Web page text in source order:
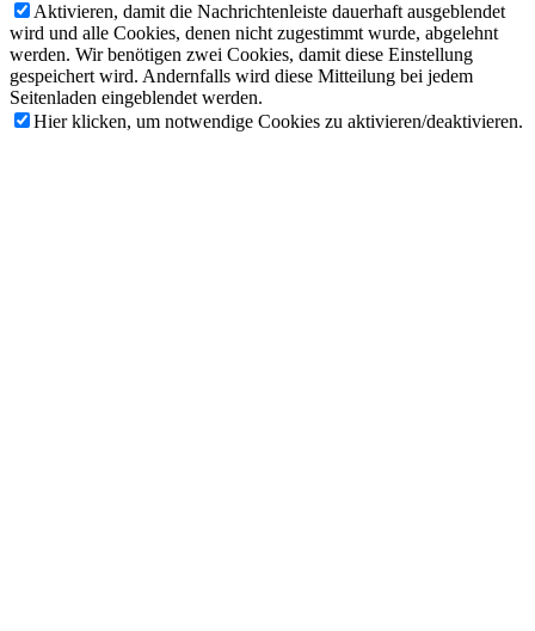
Aktivieren, damit die Nachrichtenleiste dauerhaft ausgeblendet
wird und alle Cookies, denen nicht zugestimmt wurde, abgelehnt
werden. Wir benötigen zwei Cookies, damit diese Einstellung
gespeichert wird. Andernfalls wird diese Mitteilung bei jedem
Seitenladen eingeblendet werden.
Hier klicken, um notwendige Cookies zu aktivieren/deaktivieren.